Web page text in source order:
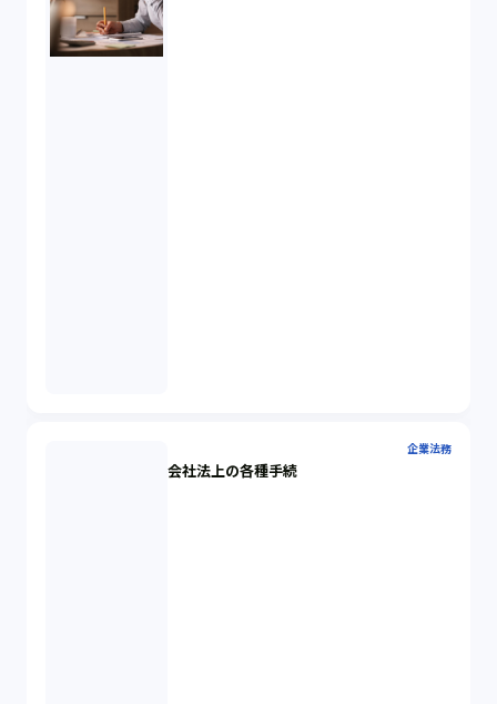
企業法務
会社法上の各種手続